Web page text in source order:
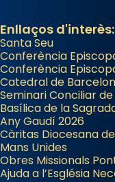
Enllaços d'interès:
Santa Seu
Conferència
Conferència
Catedral de
Seminari Conciliar
Basílica de la
Any Gaudí 2026
Càritas Diocesana
Mans Unides
Obres Missionals
Ajuda a l’Església